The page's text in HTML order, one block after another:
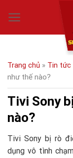
Trang chủ » Tin tức
như thế nào?
Tivi Sony
nào?
Tivi Sony bị rò
dụng vô tình